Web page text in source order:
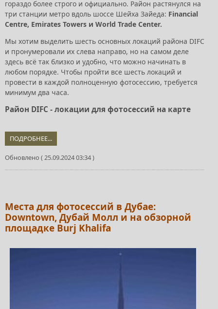
гораздо более строго и официально. Район растянулся на
три станции метро вдоль шоссе Шейха Зайеда: Financial
Centre, Emirates Towers и World Trade Center.
Мы хотим выделить шесть основных локаций района DIFC
и пронумеровали их слева направо, но на самом деле
здесь всё так близко и удобно, что можно начинать в
любом порядке. Чтобы пройти все шесть локаций и
провести в каждой полноценную фотосессию, требуется
минимум два часа.
Район DIFC - локации для фотосессий на карте
ПОДРОБНЕЕ...
Обновлено ( 25.09.2024 03:34 )
Места для фотосессий в Дубае:
Downtown, Дубай Молл и на обзорной
площадке Burj Khalifa